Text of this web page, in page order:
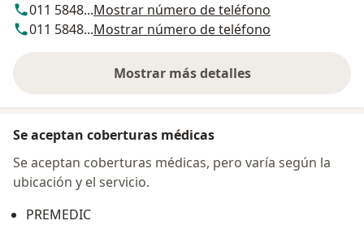
011 5848...Mostrar número de teléfono
011 5848...Mostrar número de teléfono
Mostrar más detalles
sobre la dirección
Se aceptan coberturas médicas
Se aceptan coberturas médicas, pero varía según la
ubicación y el servicio.
PREMEDIC